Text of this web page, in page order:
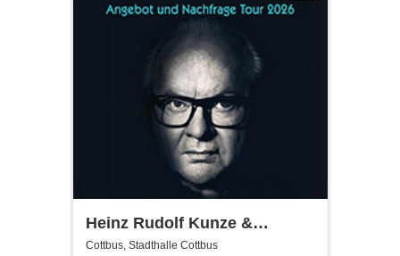
Heinz Rudolf Kunze &
Verstärkung - Angebot und
Cottbus, Stadthalle Cottbus